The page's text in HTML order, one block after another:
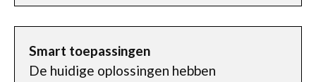
Smart toepassingen
De huidige oplossingen hebben